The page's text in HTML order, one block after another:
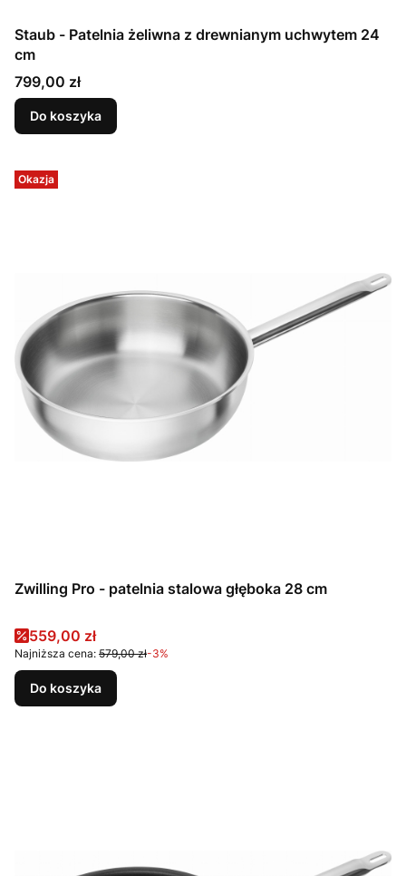
Staub - Patelnia żeliwna z drewnianym uchwytem 24
cm
Cena
799,00 zł
Do koszyka
Okazja
Zwilling Pro - patelnia stalowa głęboka 28 cm
Cena promocyjna
559,00 zł
Najniższa cena: 579,00 zł-3%
Do koszyka